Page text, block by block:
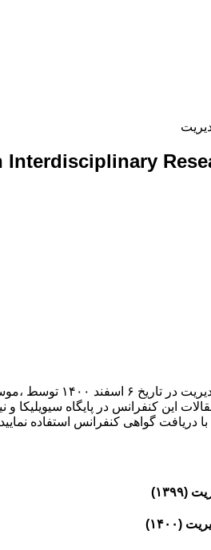
سومین همایش ملی
این کنفرانس در پایگاه سیویلیکا
دریافت گواهی کنفرانس استفاده